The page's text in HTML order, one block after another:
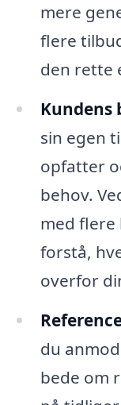
mere
flere
den rette
Kundens
sin egen
opfatter
behov.
med flere
forstå,
overfor
du
bede om